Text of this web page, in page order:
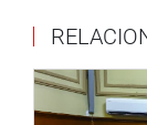
municipales,
en la
registrales del